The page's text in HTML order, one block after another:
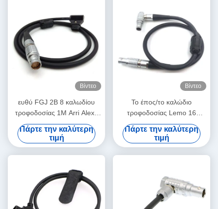
Βίντεο
ευθύ FGJ 2B 8 καλωδίου
τροφοδοσίας 1M Arri Alexa
μίνι καλώδιο δ-βρυσών
καρφιτσών Lemo
Πάρτε την καλύτερη
τιμή
Βίντεο
Το έπος/το καλώδιο
τροφοδοσίας Lemo 16
καμερών δράκων LCD EVF
καρφίτσα σε 16 καρφώνει
κατ' ευθείαν στο σωστό τύπο
επαφών
Πάρτε την καλύτερη
τιμή